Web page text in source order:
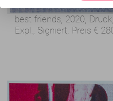
best friends, 2020,
Expl., Signiert, Preis €